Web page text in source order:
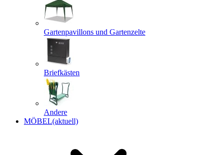
Gartenpavillons und Gartenzelte
Briefkästen
Andere
MÖBEL(aktuell)